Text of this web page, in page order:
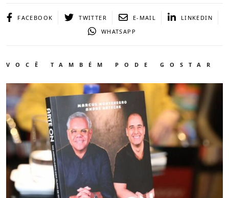
FACEBOOK TWITTER E-MAIL
LINKEDIN
WHATSAPP
VOCÊ TAMBÉM PODE GOSTAR